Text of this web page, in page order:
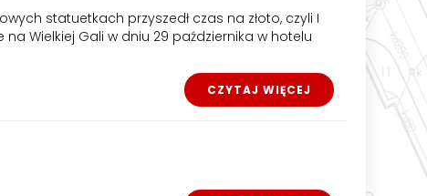
statuetkach przyszedł czas na złoto, czyli I
Wielkiej Gali w dniu 29 października w hotelu
CZYTAJ WIĘCEJ